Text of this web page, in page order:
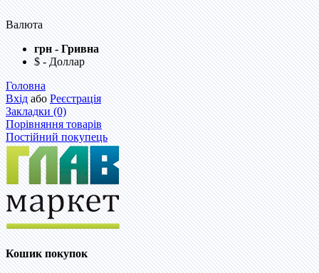
Валюта
грн - Гривна
$ - Доллар
Головна
ВхідабоРеєстрація
Закладки (0)
Порівняння товарів
Постійний покупець
Кошик покупок